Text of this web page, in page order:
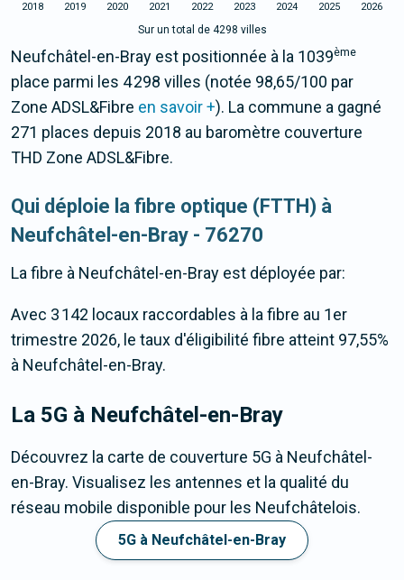
2018 2019 2020 2021 2022 2023 2024 2025 2026
Sur un total de 4298 villes
Neufchâtel-en-Bray est positionnée à la 1039ème
place parmi les 4 298 villes (notée 98,65/100 par
Zone ADSL&Fibre en savoir +). La commune a gagné
271 places depuis 2018 au baromètre couverture
THD Zone ADSL&Fibre.
Qui déploie la fibre optique (FTTH) à
Neufchâtel-en-Bray - 76270
La fibre à Neufchâtel-en-Bray est déployée par:
Avec 3 142 locaux raccordables à la fibre au 1er
trimestre 2026, le taux d'éligibilité fibre atteint 97,55%
à Neufchâtel-en-Bray.
La 5G à Neufchâtel-en-Bray
Découvrez la carte de couverture 5G à Neufchâtel-
en-Bray. Visualisez les antennes et la qualité du
réseau mobile disponible pour les Neufchâtelois.
5G à Neufchâtel-en-Bray